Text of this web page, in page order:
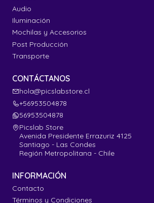
Audio
Iluminación
Mochilas y Accesorios
Post Producción
Transporte
CONTÁCTANOS
hola@picslabstore.cl
+56953504878
56953504878
Picslab Store
Avenida Presidente Errazuriz 4125
Santiago - Las Condes
Región Metropolitana - Chile
INFORMACIÓN
Contacto
Términos y Condiciones